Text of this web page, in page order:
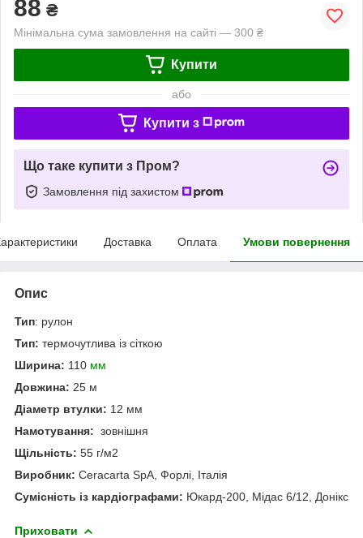
88 ₴
Мінімальна сума замовлення на сайті — 300 ₴
Купити
або
Купити з
Що таке купити з Пром?
Замовлення під захистом
Доставка Оплата Умови повернення
Опис
Тип: рулон
Тип: термочутлива із сіткою
Ширина: 110 мм
Довжина: 25 м
Діаметр втулки: 12 мм
Намотування: зовнішня
Щільність: 55 г/м2
Виробник: Ceracarta SpA, Форлі, Італія
Сумісність із кардіографами: Юкард-200, Мідас 6/12, Донікс
Приховати